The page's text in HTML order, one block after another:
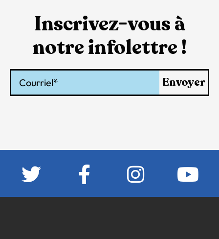
Inscrivez-vous à
notre infolettre !
Envoyer